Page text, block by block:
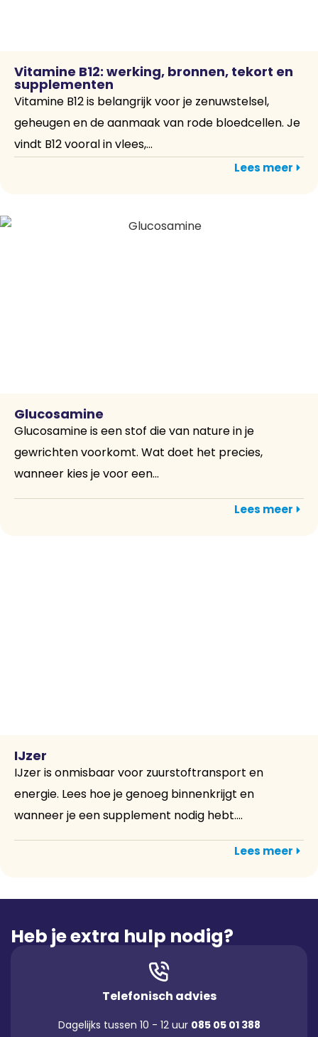
Vitamine B12: werking, bronnen, tekort en
supplementen
Vitamine B12 is belangrijk voor je zenuwstelsel,
geheugen en de aanmaak van rode bloedcellen. Je
vindt B12 vooral in vlees,...
Lees meer
Glucosamine
Glucosamine is een stof die van nature in je
gewrichten voorkomt. Wat doet het precies,
wanneer kies je voor een...
Lees meer
IJzer
IJzer is onmisbaar voor zuurstoftransport en
energie. Lees hoe je genoeg binnenkrijgt en
wanneer je een supplement nodig hebt....
Lees meer
Heb je extra hulp nodig?
Telefonisch advies
Dagelijks tussen 10 - 12 uur 085 05 01 388